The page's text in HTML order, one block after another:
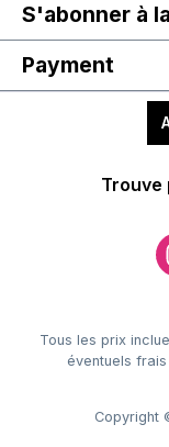
S'abonner à
Payment
Trouve
Tous les prix
éventuels
Copyright